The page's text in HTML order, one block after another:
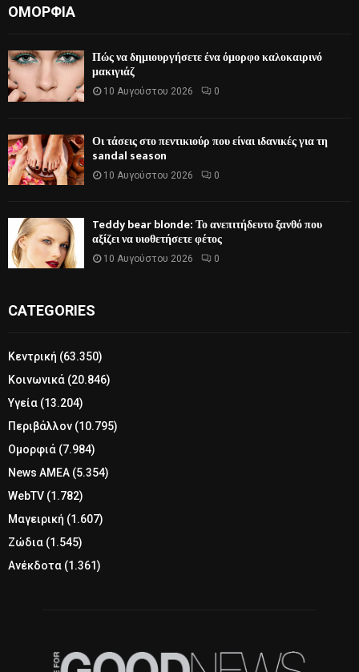
ΟΜΟΡΦΙΆ
Πώς να δημιουργήσετε ένα όμορφο καλοκαιρινό
μακιγιάζ
10 Αυγούστου 2026 0
Οι τάσεις στο πεντικιούρ που είναι ιδανικές για τη
sandal season
10 Αυγούστου 2026 0
Teddy bear blonde: Το ανεπιτήδευτο ξανθό που
αξίζει να υιοθετήσετε φέτος
10 Αυγούστου 2026 0
CATEGORIES
Κεντρική (63.350)
Κοινωνικά (20.846)
Υγεία (13.204)
Περιβάλλον (10.795)
Ομορφιά (7.984)
News ΑΜΕΑ (5.354)
WebTV (1.782)
Μαγειρική (1.607)
Ζώδια (1.545)
Ανέκδοτα (1.361)